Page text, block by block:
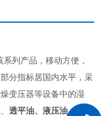
系列产品，移动方便，
分指标居国内水平，采
变压器等设备中的湿
透平油、液压油、互感